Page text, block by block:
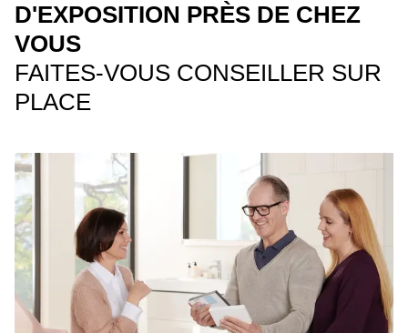
D'EXPOSITION PRÈS DE CHEZ
VOUS
FAITES-VOUS CONSEILLER SUR
PLACE